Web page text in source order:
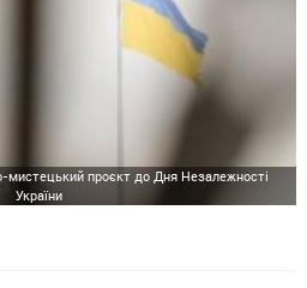
мистецький проєкт до Дня Незалежності
України